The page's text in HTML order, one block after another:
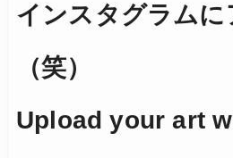
インスタグラムに
（笑）
Upload your art